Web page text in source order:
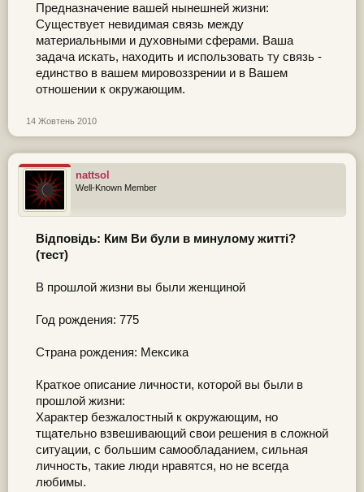
Предназначение вашей нынешней жизни:
Существует невидимая связь между
материальными и духовными сферами. Ваша
задача искать, находить и использовать ту связь -
единство в вашем мировоззрении и в Вашем
отношении к окружающим.
14 Жовтень 2010
nattsol
Well-Known Member
Відповідь: Ким Ви були в минулому житті?
(тест)
В прошлой жизни вы были женщиной
Год рождения: 775
Страна рождения: Мексика
Краткое описание личности, которой вы были в
прошлой жизни:
Характер безжалостный к окружающим, но
тщательно взвешивающий свои решения в сложной
ситуации, с большим самообладанием, сильная
личность, такие люди нравятся, но не всегда
любимы.